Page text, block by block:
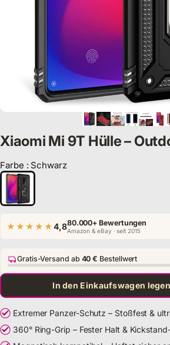
Xiaomi Mi 9T Hülle –
Farbe : Schwarz
Farbe
★★★★★4,880.000+ Bewertungen
Amazon & eBay · seit 2015
Gratis-Versand ab 40 € Bestellwert
In den Einkaufswagen legen
Extremer Panzer-Schutz – Stoßfest &
360° Ring-Grip – Fester Halt &